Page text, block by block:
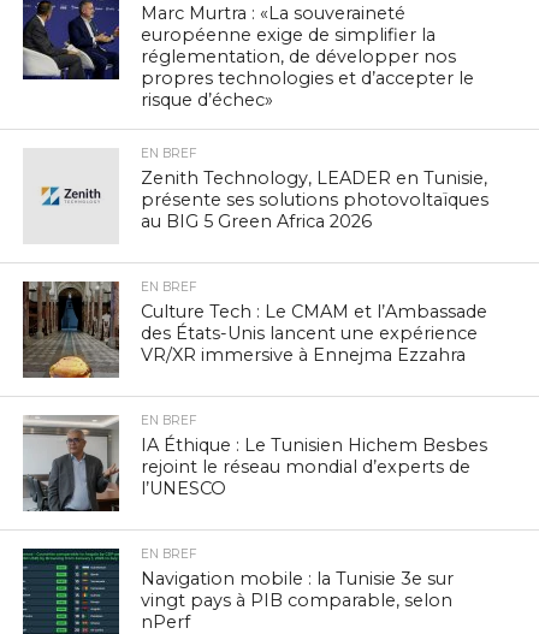
Marc Murtra : «La souveraineté
européenne exige de simplifier la
réglementation, de développer nos
propres technologies et d’accepter le
risque d’échec»
EN BREF
Zenith Technology, LEADER en Tunisie,
présente ses solutions photovoltaïques
au BIG 5 Green Africa 2026
EN BREF
Culture Tech : Le CMAM et l’Ambassade
des États-Unis lancent une expérience
VR/XR immersive à Ennejma Ezzahra
EN BREF
IA Éthique : Le Tunisien Hichem Besbes
rejoint le réseau mondial d’experts de
l’UNESCO
EN BREF
Navigation mobile : la Tunisie 3e sur
vingt pays à PIB comparable, selon
nPerf